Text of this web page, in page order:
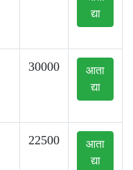
द्या
30000
आता
द्या
22500
आता
द्या